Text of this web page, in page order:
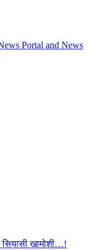
Portal and News
खामोशी…!